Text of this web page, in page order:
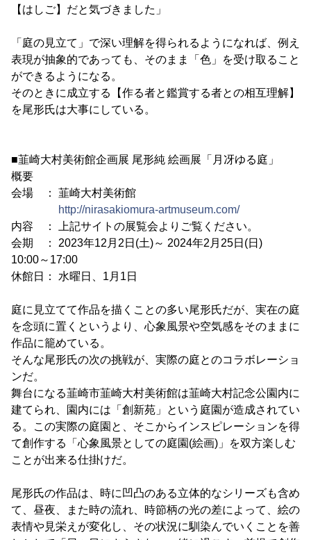
【はしご】だと気づきました」
「庭の見立て」で深い理解を得られるようになれば、例え
表現が抽象的であっても、そのまま「色」を受け取ること
ができるようになる。
そのときに成立する【作る者と鑑賞する者との相互理解】
を尾形氏は大事にしている。
■韮崎大村美術館企画展 尾形純 絵画展「月冴ゆる庭」
概要
会場 ： 韮崎大村美術館
http://nirasakiomura-artmuseum.com/
内容 ： 上記サイトの展覧会よりご覧ください。
会期 ： 2023年12月2日(土)～ 2024年2月25日(日)
10:00～17:00
休館日： 水曜日、1月1日
庭に見立てて作品を描くことの多い尾形氏だが、実在の庭
を念頭に置くというより、心象風景や空気感をそのままに
作品に籠めている。
そんな尾形氏の次の挑戦が、実際の庭とのコラボレーショ
ンだ。
舞台になる韮崎市韮崎大村美術館は韮崎大村記念公園内に
建てられ、園内には「創新苑」という庭園が造成されてい
る。この実際の庭園と、そこからインスピレーションを得
て創作する「心象風景としての庭園(絵画)」を双方楽しむ
ことが出来る仕掛けだ。
尾形氏の作品は、時に凹凸のある立体的なシリーズも含め
て、昼夜、また時の流れ、時節柄の光の差によって、絵の
表情や見栄えが変化し、その状況に馴染んでいくことを善